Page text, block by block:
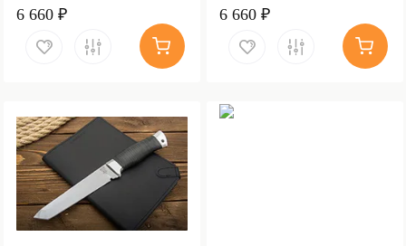
6 660 ₽ 6 660 ₽